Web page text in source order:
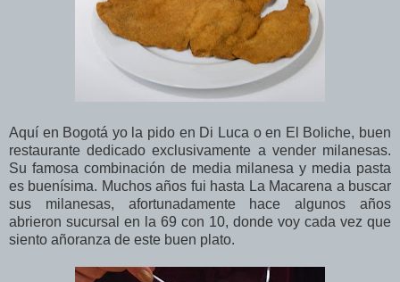
Aquí en Bogotá yo la pido en Di Luca o en El Boliche, buen
restaurante dedicado exclusivamente a vender milanesas.
Su famosa combinación de media milanesa y media pasta
es buenísima. Muchos años fui hasta La Macarena a buscar
sus milanesas, afortunadamente hace algunos años
abrieron sucursal en la 69 con 10, donde voy cada vez que
siento añoranza de este buen plato.